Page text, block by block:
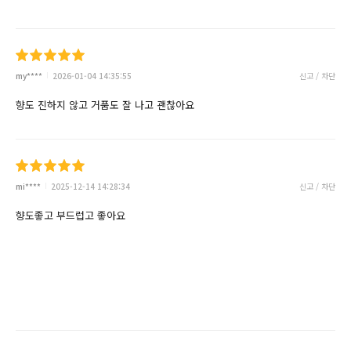
my**** 2026-01-04 14:35:55 신고 / 차단
향도 진하지 않고 거품도 잘 나고 괜찮아요
mi**** 2025-12-14 14:28:34 신고 / 차단
향도좋고 부드럽고 좋아요